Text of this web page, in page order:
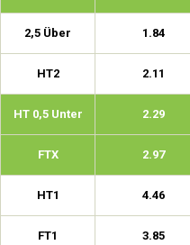
2,5 Über 1.84
HT2 2.11
HT 0,5 Unter 2.29
FTX 2.97
HT1 4.46
FT1 3.85